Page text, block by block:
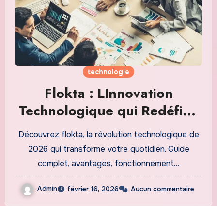
technologie
Flokta : LInnovation
Technologique qui Redéfinit
le Futur Numérique en 2026
Découvrez flokta, la révolution technologique de
2026 qui transforme votre quotidien. Guide
complet, avantages, fonctionnement…
Admin février 16, 2026 Aucun commentaire